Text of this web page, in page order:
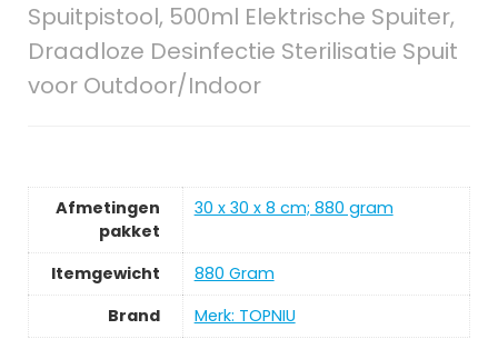
Spuitpistool, 500ml Elektrische Spuiter,
Draadloze Desinfectie Sterilisatie Spuit
voor Outdoor/Indoor
Afmetingen
pakket
‎30 x 30 x 8 cm; 880 gram
Itemgewicht
‎880 Gram
Brand
Merk: TOPNIU